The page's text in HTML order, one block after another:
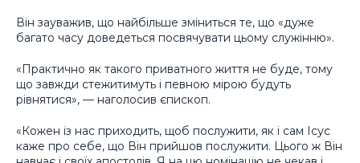
Він зауважив, що найбільше зміниться те, що «дуже
багато часу доведеться посвячувати цьому служінню».
«Практично як такого приватного життя не буде, тому
що завжди стежитимуть і певною мірою будуть
рівнятися», — наголосив єпископ.
«Кожен із нас приходить, щоб послужити, як і сам Ісус
каже про себе, що Він прийшов послужити. Цього ж Він